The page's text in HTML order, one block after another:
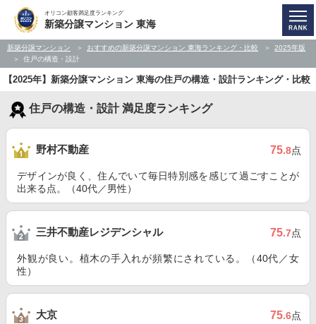
オリコン顧客満足度ランキング
新築分譲マンション 東海
新築分譲マンション おすすめの新築分譲マンション 東海ランキング・比較
2025年版
住戸の構造・設計
【2025年】新築分譲マンション 東海の住戸の構造・設計ランキング・比較
住戸の構造・設計 満足度ランキング
野村不動産 75.8点
デザインが良く、住んでいて毎日特別感を感じて過ごすことが
出来る点。（40代／男性）
三井不動産レジデンシャル 75.7点
外観が良い。植木の手入れが頻繁にされている。（40代／女
性）
大京 75.6点